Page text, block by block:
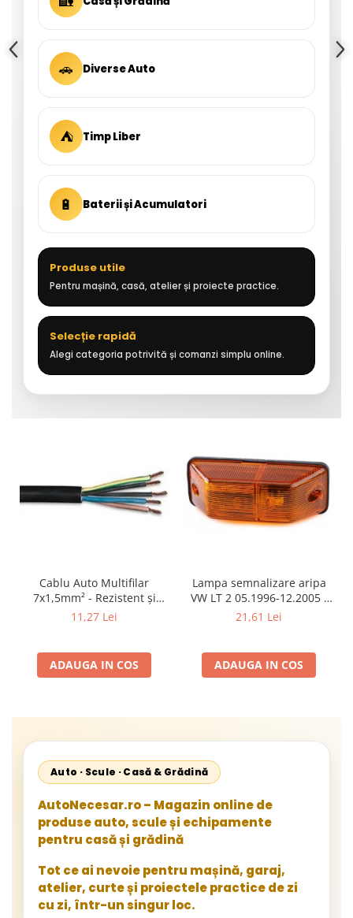
🚗 Diverse Auto
⛺ Timp Liber
🔋 Baterii și Acumulatori
Produse utile
Pentru mașină, casă, atelier și proiecte practice.
Selecție rapidă
Alegi categoria potrivită și comanzi simplu online.
Cablu Auto Multifilar
7x1,5mm² - Rezistent și
Flexibil pentru Remorci 12V-
11,27 Lei
ADAUGA IN COS
Lampa semnalizare aripa
VW LT 2 05.1996-12.2005 ;
Mercedes Sprinter 1995-
Neoplan Euroliner,
Starliner,Centroliner,
21,61 Lei
ADAUGA IN COS
Auto · Scule · Casă & Grădină
AutoNecesar.ro – Magazin online de
produse auto, scule și echipamente
pentru casă și grădină
Tot ce ai nevoie pentru mașină, garaj,
atelier, curte și proiectele practice de zi
cu zi, într-un singur loc.